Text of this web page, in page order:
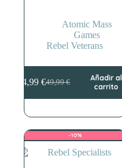
Atomic Mass
Games
Rebel Veterans
49,99€
El
precio
era:
49,99 €.
44,99 €El
precio
es:
44,99 €.
Añadir al
carrito
-10%